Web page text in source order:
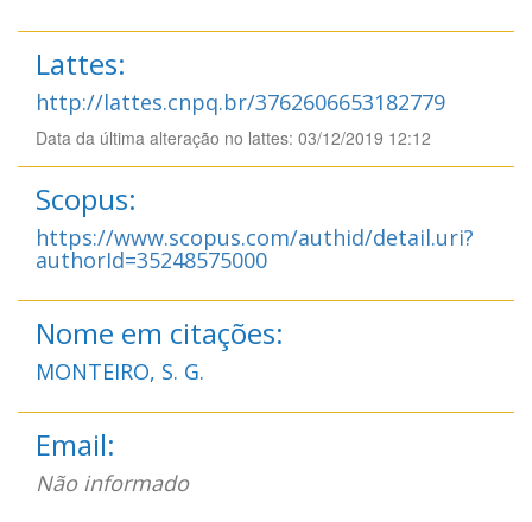
Lattes:
http://lattes.cnpq.br/3762606653182779
Data da última alteração no lattes: 03/12/2019 12:12
Scopus:
https://www.scopus.com/authid/detail.uri?
authorId=35248575000
Nome em citações:
MONTEIRO, S. G.
Email:
Não informado